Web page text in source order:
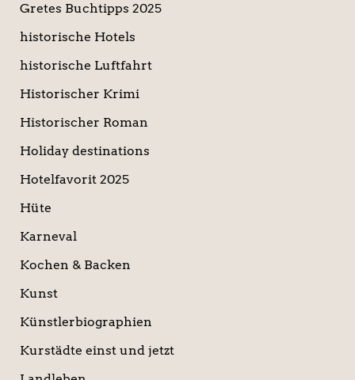
Gretes Buchtipps 2025
historische Hotels
historische Luftfahrt
Historischer Krimi
Historischer Roman
Holiday destinations
Hotelfavorit 2025
Hüte
Karneval
Kochen & Backen
Kunst
Künstlerbiographien
Kurstädte einst und jetzt